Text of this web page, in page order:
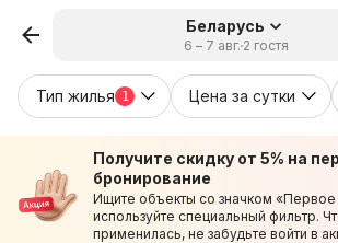
Беларусь
6 – 7 авг. 2 гостя
Тип жилья 1 Цена за сутки
Получите скидку от 5% на
бронирование
Ищите объекты со значком
используйте специальный фильтр.
применилась, не забудьте войти в